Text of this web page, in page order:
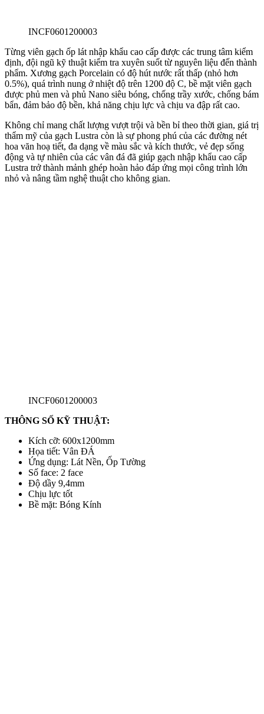
INCF0601200003
Từng viên gạch ốp lát nhập khẩu cao cấp được các trung tâm kiểm
định, đội ngũ kỹ thuật kiểm tra xuyên suốt từ nguyên liệu đến thành
phẩm. Xương gạch Porcelain có độ hút nước rất thấp (nhỏ hơn
0.5%), quá trình nung ở nhiệt độ trên 1200 độ C, bề mặt viên gạch
được phủ men và phủ Nano siêu bóng, chống trầy xước, chống bám
bẩn, đảm bảo độ bền, khả năng chịu lực và chịu va đập rất cao.
Không chỉ mang chất lượng vượt trội và bền bỉ theo thời gian, giá trị
thẩm mỹ của gạch Lustra còn là sự phong phú của các đường nét
hoa văn hoạ tiết, đa dạng về màu sắc và kích thước, vẻ đẹp sống
động và tự nhiên của các vân đá đã giúp gạch nhập khẩu cao cấp
Lustra trở thành mảnh ghép hoàn hảo đáp ứng mọi công trình lớn
nhỏ và nâng tầm nghệ thuật cho không gian.
INCF0601200003
THÔNG SỐ KỸ THUẬT:
Kích cỡ: 600x1200mm
Họa tiết: Vân ĐÁ
Ứng dụng: Lát Nền, Ốp Tường
Số face: 2 face
Độ dầy 9,4mm
Chịu lực tốt
Bề mặt: Bóng Kính